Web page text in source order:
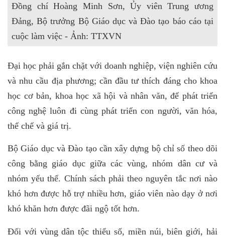
Đồng chí Hoàng Minh Sơn, Ủy viên Trung ương
Đảng, Bộ trưởng Bộ Giáo dục và Đào tạo báo cáo tại
cuộc làm việc - Ảnh: TTXVN
Đại học phải gắn chặt với doanh nghiệp, viện nghiên cứu
và nhu cầu địa phương; cần đầu tư thích đáng cho khoa
học cơ bản, khoa học xã hội và nhân văn, để phát triển
công nghệ luôn đi cùng phát triển con người, văn hóa,
thể chế và giá trị.
Bộ Giáo dục và Đào tạo cần xây dựng bộ chỉ số theo dõi
công bằng giáo dục giữa các vùng, nhóm dân cư và
nhóm yếu thế. Chính sách phải theo nguyên tắc nơi nào
khó hơn được hỗ trợ nhiều hơn, giáo viên nào dạy ở nơi
khó khăn hơn được đãi ngộ tốt hơn.
Đối với vùng dân tộc thiểu số, miền núi, biên giới, hải